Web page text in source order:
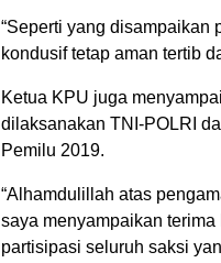
“Seperti yang disampaikan
kondusif tetap aman tertib
Ketua KPU juga
dilaksanakan TNI-POLRI
Pemilu 2019.
“Alhamdulillah atas
saya menyampaikan
partisipasi seluruh saksi